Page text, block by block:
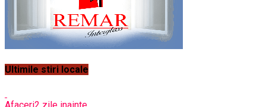
Ultimile stiri locale
Afaceri2 zile inainte